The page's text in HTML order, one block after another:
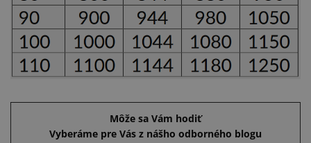
Môže sa Vám hodiť
Vyberáme pre Vás z nášho odborného blogu